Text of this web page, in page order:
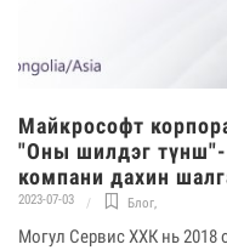
Майкрософт
"Оны шилдэг түнш"-
компани дахин
2023-07-03 Блог,
Могул Сервис ХХК нь